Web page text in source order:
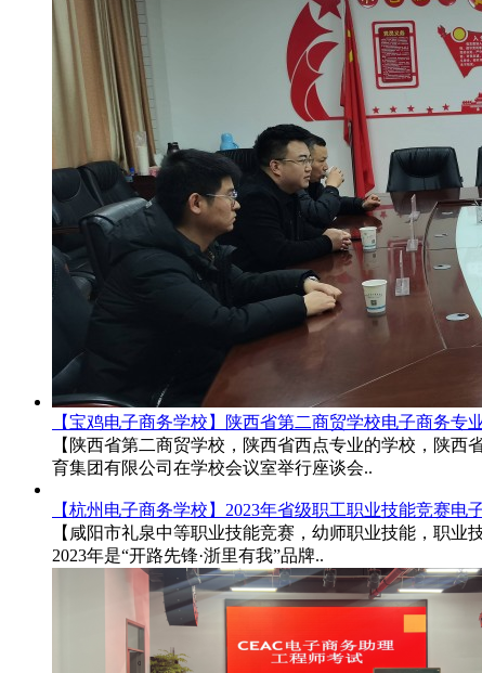
【宝鸡电子商务学校】陕西省第二商贸学校电子商务专
【陕西省第二商贸学校，陕西省西点专业的学校，陕
育集团有限公司在学校会议室举行座谈会..